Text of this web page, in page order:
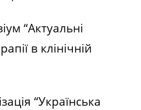
“Актуальні
в клінічній
“Українська